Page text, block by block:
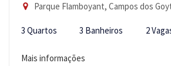
Parque Flamboyant, Campos dos
3 Quartos 3 Banheiros 2
Mais informações